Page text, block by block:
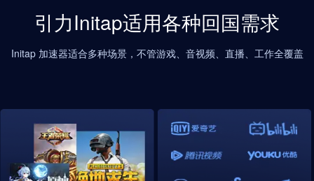
引力Initap适用各种回国需求
Initap 加速器适合多种场景，不管游戏、音视频、直播、工作全覆盖